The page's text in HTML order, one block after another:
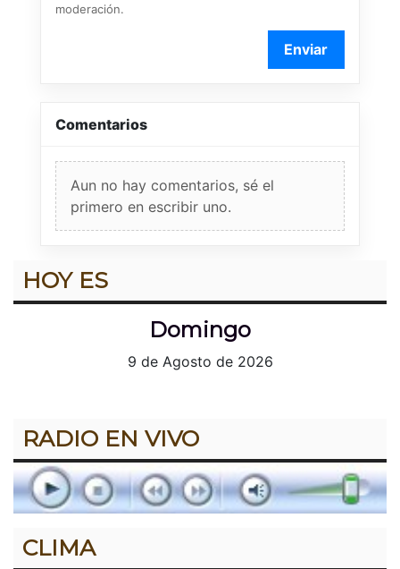
moderación.
Enviar
Comentarios
Aun no hay comentarios, sé el
primero en escribir uno.
HOY ES
Domingo
9 de Agosto de 2026
RADIO EN VIVO
CLIMA